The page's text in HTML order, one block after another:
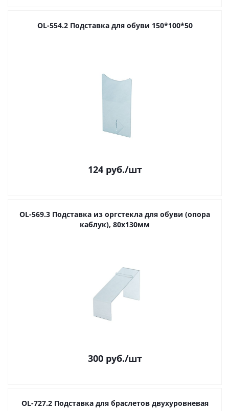
OL-554.2 Подставка для обуви 150*100*50
124руб./шт
OL-569.3 Подставка из оргстекла для обуви (опора
каблук), 80х130мм
300руб./шт
OL-727.2 Подставка для браслетов двухуровневая